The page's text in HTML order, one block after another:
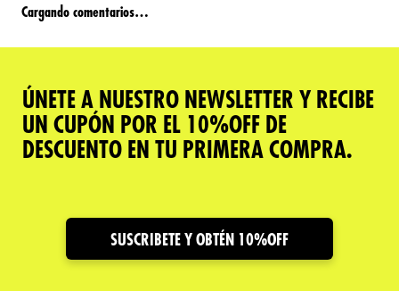
Cargando comentarios…
ÚNETE A NUESTRO NEWSLETTER Y RECIBE
UN CUPÓN POR EL 10%OFF DE
DESCUENTO EN TU PRIMERA COMPRA.
SUSCRIBETE Y OBTÉN 10%OFF